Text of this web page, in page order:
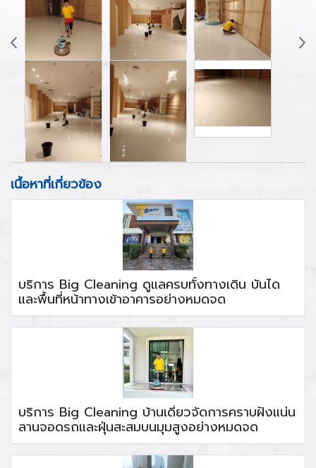
เนื้อหาที่เกี่ยวข้อง
บริการ Big Cleaning ดูแลครบทั้งทางเดิน บันได
และพื้นที่หน้าทางเข้าอาคารอย่างหมดจด
บริการ Big Cleaning บ้านเดี่ยวจัดการคราบฝังแน่น
ลานจอดรถและฝุ่นสะสมบนมุมสูงอย่างหมดจด